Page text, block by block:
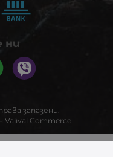
ни
запазени.
Valival Commerce